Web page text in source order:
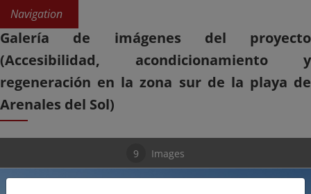
Navigation
Galería de imágenes del proyecto
(Accesibilidad, acondicionamiento y
regeneración en la zona sur de la playa de
Arenales del Sol)
9 Images